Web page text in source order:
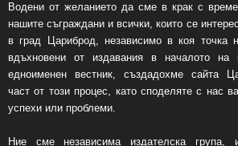
Водени от желанието да сме в крак с
нашите съграждани и всички, които се
в град Цариброд, независимо в коя точка
вдъхновени от издавания в началото
едноименен вестник, създадохме сайта
част от този процес, като споделяте с нас
успехи или проблеми.
Ние сме независима издателска група,